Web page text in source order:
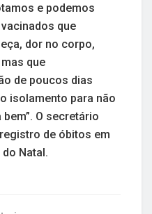
e podemos
que
dor no corpo,
que
de poucos dias
isolamento para não
O secretário
de óbitos em
Natal.